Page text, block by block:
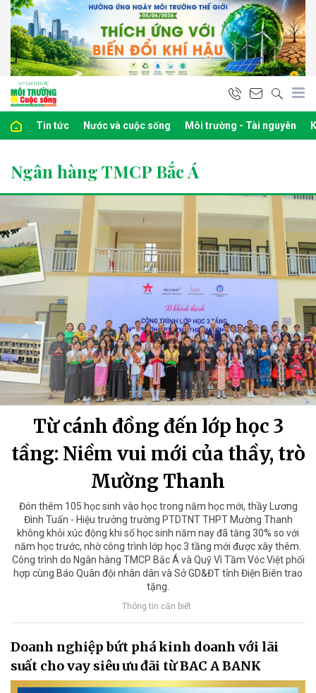
Tin tức Nước và cuộc sống Môi trường - Tài nguyên
Ngân hàng TMCP Bắc Á
Từ cánh đồng đến lớp học 3
tầng: Niềm vui mới của thầy, trò
Mường Thanh
Đón thêm 105 học sinh vào học trong năm học mới, thầy Lương
Đình Tuấn - Hiệu trưởng trường PTDTNT THPT Mường Thanh
không khỏi xúc động khi số học sinh năm nay đã tăng 30% so với
năm học trước, nhờ công trình lớp học 3 tầng mới được xây thêm.
Công trình do Ngân hàng TMCP Bắc Á và Quỹ Vì Tầm Vóc Việt phối
hợp cùng Báo Quân đội nhân dân và Sở GD&ĐT tỉnh Điện Biên trao
tặng.
Thông tin cần biết
Doanh nghiệp bứt phá kinh doanh với lãi
suất cho vay siêu ưu đãi từ BAC A BANK